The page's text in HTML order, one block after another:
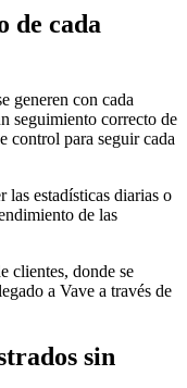
de cada
generen con cada
seguimiento correcto de
control para seguir cada
las estadísticas diarias o
de las
clientes, donde se
a Vave a través de
sin